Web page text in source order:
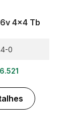
4x4 Tb
0